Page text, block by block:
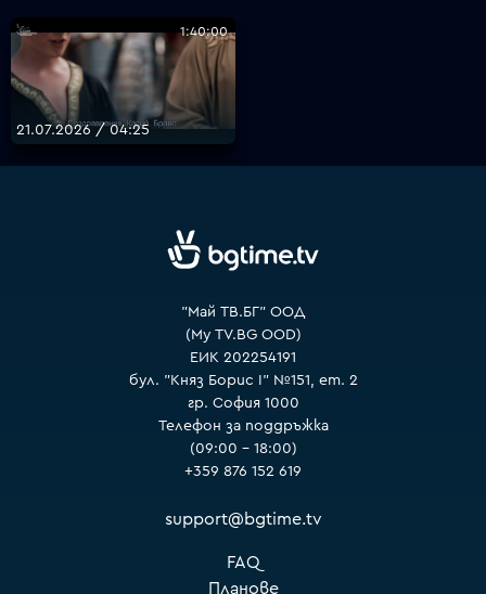
1:40:00
21.07.2026 / 04:25
"Май ТВ.БГ" ООД
(My TV.BG OOD)
ЕИК 202254191
бул. "Княз Борис I" №151, ет. 2
гр. София 1000
Телефон за поддръжка
(09:00 – 18:00)
+359 876 152 619
support@bgtime.tv
FAQ
Планове